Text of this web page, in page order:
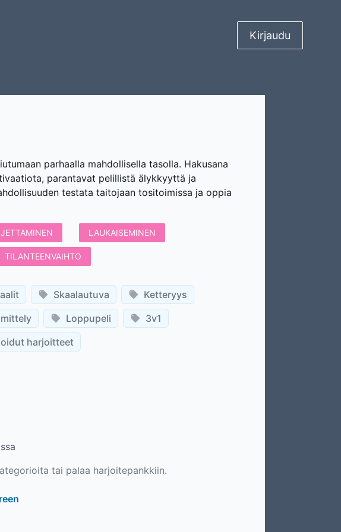
Kirjaudu
parhaalla mahdollisella tasolla. Hakusana
parantavat pelillistä älykkyyttä ja
testata taitojaan tositoimissa ja oppia
LAUKAISEMINEN
TILANTEENVAIHTO
Skaalautuva
Ketteryys
Loppupeli
3v1
harjoitteet
tai palaa harjoitepankkiin.